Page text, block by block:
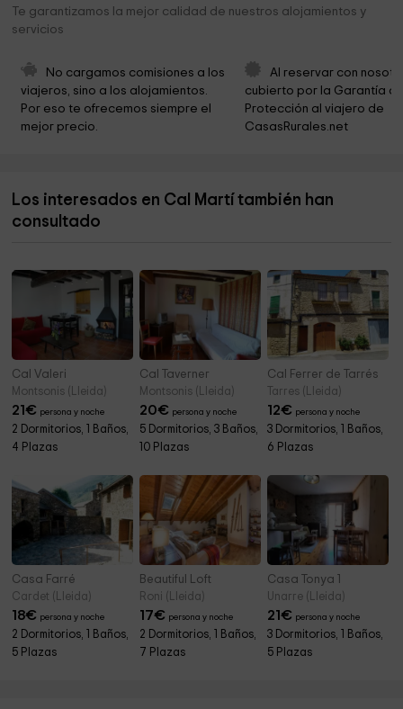
Cubelles
Cementerio de Montclar
Ayuntamiento de Montclar
Ayuntamiento De Vilanova De Meia 5,0 km
Iglesia de Sant Pere
Te garantizamos la mejor calidad de nuestros alojamientos y
servicios
No cargamos comisiones a los
viajeros, sino a los alojamientos.
Por eso te ofrecemos siempre el
mejor precio.
Al reservar con
cubierto por la Garantía
Protección al viajero de
CasasRurales.net
Los interesados en Cal Martí también han
consultado
Cal Valeri
Montsonis (Lleida)
21€ persona y noche
2 Dormitorios, 1 Baños,
4 Plazas
Cal Taverner
Montsonis (Lleida)
20€ persona y noche
5 Dormitorios, 3 Baños,
10 Plazas
Cal Ferrer de Tarrés
Tarres (Lleida)
12€ persona y noche
3 Dormitorios, 1 Baños,
6 Plazas
Casa Farré
Cardet (Lleida)
18€ persona y noche
2 Dormitorios, 1 Baños,
5 Plazas
Beautiful Loft
Roni (Lleida)
17€ persona y noche
2 Dormitorios, 1 Baños,
7 Plazas
Casa Tonya 1
Unarre (Lleida)
21€ persona y noche
3 Dormitorios, 1 Baños,
5 Plazas